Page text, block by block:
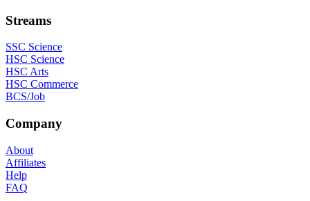
Streams
SSC Science
HSC Science
HSC Arts
HSC Commerce
BCS/Job
Company
About
Affiliates
Help
FAQ